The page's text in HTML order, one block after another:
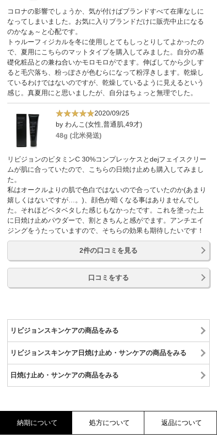
コロナの影響でしょうか、気が付けばブランドすべて在庫なしに
なってしまいました。お気に入りブランドだけに販売中止になる
のかなぁ～と心配です。
トゥルーフィジカルを冬に使用しとてもしっとりしてよかったの
で、夏用にこちらのマットタイプを購入してみました。自分の基
礎化粧品との兼ね合いかモロモロがでます。伸ばしてから少しす
ると毛穴落ち、粉っぽさが色むらになって粉浮きします。乾燥し
ているわけではないのですが、乾燥しているように見えるという
感じ。真夏用にと思いましたが、自分はちょっと無理でした。
2020/09/25
by わんこ(女性,普通肌,49才)
48g (北米発送)
リビジョンのビタミンC 30%コンプレッケスとdejフェイスクリー
ムが肌に合っていたので、こちらの日焼け止めも購入してみまし
た。
私はオークルよりの肌で色白ではないので合っていたのか(あまり
嬉しくはないですが…。)、顔色が暗くなる事はありませんでし
た。それほどベタベタした感じもなかったです。これを塗った上
に日焼け止めパウダーで、割ときちんと感がでます。アンチエイ
ジングをうたっていますので、そちらの効果も期待したいです！
2件の口コミを見る
口コミをする
リビジョンスキンケアの商品をみる
リビジョンスキンケア日焼け止め・サンケアの商品をみる
日焼け止め・サンケアの商品をみる
納期について 処方について 返品について